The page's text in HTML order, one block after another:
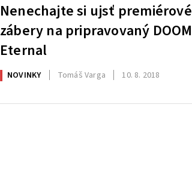
Nenechajte si ujsť premiérové
zábery na pripravovaný DOOM
Eternal
NOVINKY Tomáš Varga 10. 8. 2018